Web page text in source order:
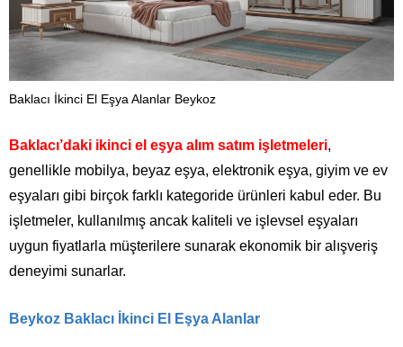
Baklacı İkinci El Eşya Alanlar Beykoz
Baklacı’daki ikinci el eşya alım satım işletmeleri,
genellikle mobilya, beyaz eşya, elektronik eşya, giyim ve ev
eşyaları gibi birçok farklı kategoride ürünleri kabul eder. Bu
işletmeler, kullanılmış ancak kaliteli ve işlevsel eşyaları
uygun fiyatlarla müşterilere sunarak ekonomik bir alışveriş
deneyimi sunarlar.
Beykoz Baklacı İkinci El Eşya Alanlar